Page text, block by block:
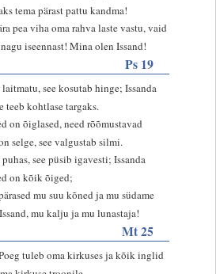
tema pärast pattu kandma!
pea viha oma rahva laste vastu, vaid
iseennast! Mina olen Issand!
Ps 19
laitmatu, see kosutab hinge; Issanda
teeb kohtlase targaks.
on õiglased, need rõõmustavad
selge, see valgustab silmi.
see püsib igavesti; Issanda
on kõik õiged;
mu suu kõned ja mu südame
mu kalju ja mu lunastaja!
Mt 25
tuleb oma kirkuses ja kõik inglid